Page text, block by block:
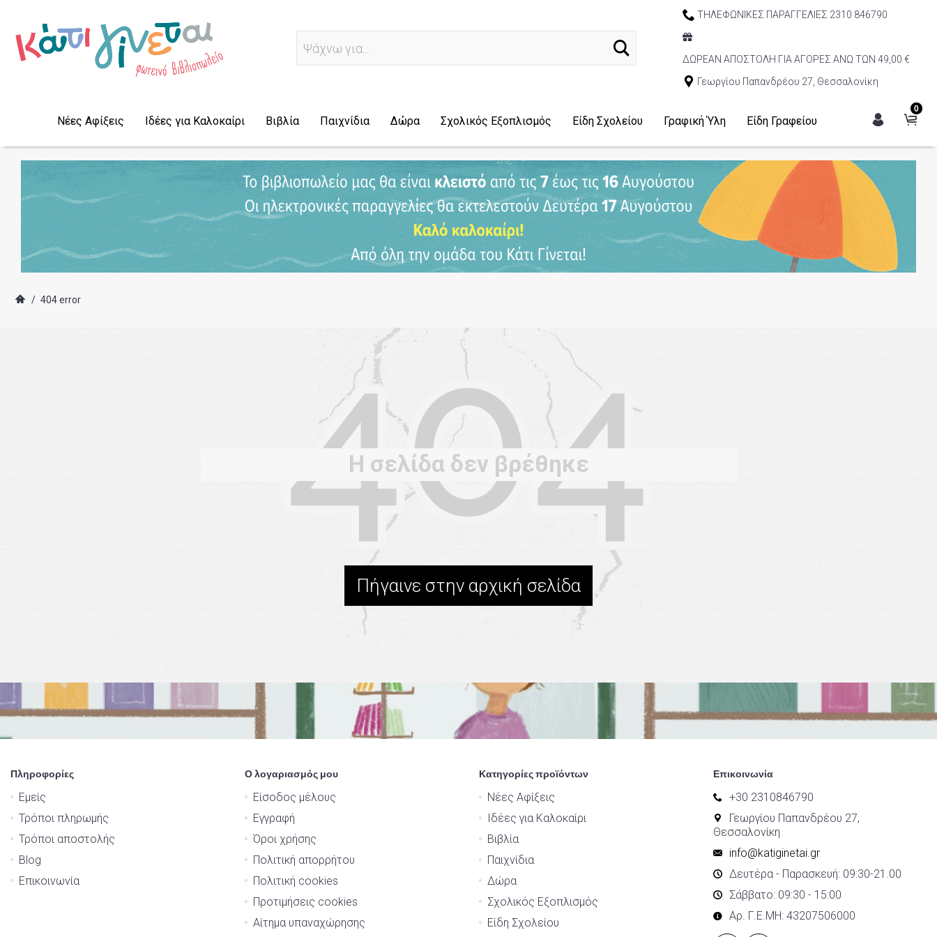
Αναζ
ΤΗΛΕΦΩΝΙΚΕΣ ΠΑΡΑΓΓΕΛΙΕΣ 2310 846790
ΔΩΡΕΑΝ ΑΠΟΣΤΟΛΗ ΓΙΑ ΑΓΟΡΕΣ ΑΝΩ ΤΩΝ 49,00 €
Γεωργίου Παπανδρέου 27, Θεσσαλονίκη
0
Νέες Αφίξεις Ιδέες για Καλοκαίρι Βιβλία Παιχνίδια Δώρα Σχολικός Εξοπλισμός Είδη Σχολείου Γραφική Ύλη Είδη Γραφείου
/ 404 error
Η σελίδα δεν βρέθηκε
Πήγαινε στην αρχική σελίδα
Πληροφορίες
Εμείς
Τρόποι πληρωμής
Τρόποι αποστολής
Blog
Επικοινωνία
Ο λογαριασμός μου
Είσοδος μέλους
Εγγραφή
Όροι χρήσης
Πολιτική απορρήτου
Πολιτική cookies
Προτιμήσεις cookies
Αίτημα υπαναχώρησης
Κατηγορίες προϊόντων
Νέες Αφίξεις
Ιδέες για Καλοκαίρι
Βιβλία
Παιχνίδια
Δώρα
Σχολικός Εξοπλισμός
Είδη Σχολείου
Επικοινωνία
+30 2310846790
Γεωργίου Παπανδρέου 27,
Θεσσαλονίκη
info@katiginetai.gr
Δευτέρα - Παρασκευή: 09:30-21.00
Σάββατο: 09:30 - 15:00
Αρ. Γ.Ε.ΜΗ: 43207506000